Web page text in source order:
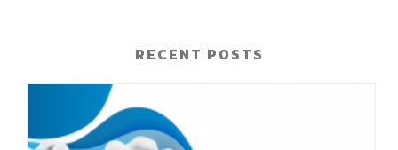
RECENT POSTS